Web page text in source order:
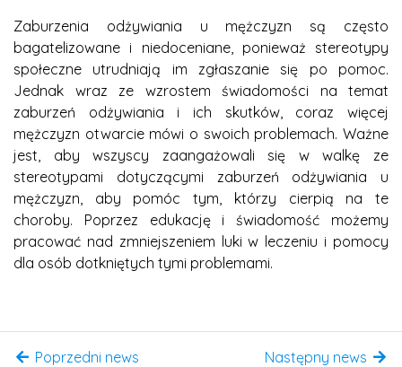
Zaburzenia odżywiania u mężczyzn są często
bagatelizowane i niedoceniane, ponieważ stereotypy
społeczne utrudniają im zgłaszanie się po pomoc.
Jednak wraz ze wzrostem świadomości na temat
zaburzeń odżywiania i ich skutków, coraz więcej
mężczyzn otwarcie mówi o swoich problemach. Ważne
jest, aby wszyscy zaangażowali się w walkę ze
stereotypami dotyczącymi zaburzeń odżywiania u
mężczyzn, aby pomóc tym, którzy cierpią na te
choroby. Poprzez edukację i świadomość możemy
pracować nad zmniejszeniem luki w leczeniu i pomocy
dla osób dotkniętych tymi problemami.
Poprzedni news
Następny news